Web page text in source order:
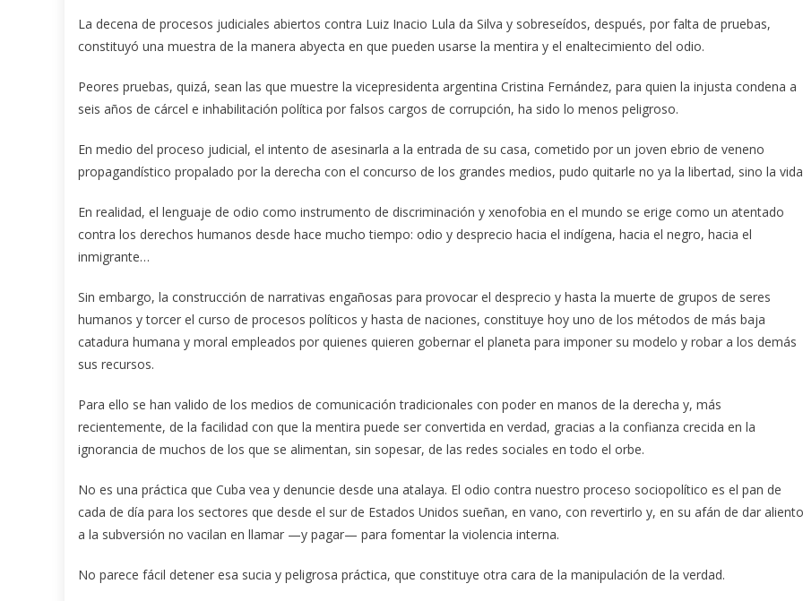
La decena de procesos judiciales abiertos contra Luiz Inacio Lula da Silva y sobreseídos, después, por falta de pruebas,
constituyó una muestra de la manera abyecta en que pueden usarse la mentira y el enaltecimiento del odio.
Peores pruebas, quizá, sean las que muestre la vicepresidenta argentina Cristina Fernández, para quien la injusta condena a
seis años de cárcel e inhabilitación política por falsos cargos de corrupción, ha sido lo menos peligroso.
En medio del proceso judicial, el intento de asesinarla a la entrada de su casa, cometido por un joven ebrio de veneno
propagandístico propalado por la derecha con el concurso de los grandes medios, pudo quitarle no ya la libertad, sino la
En realidad, el lenguaje de odio como instrumento de discriminación y xenofobia en el mundo se erige como un atentado
contra los derechos humanos desde hace mucho tiempo: odio y desprecio hacia el indígena, hacia el negro, hacia el
inmigrante…
Sin embargo, la construcción de narrativas engañosas para provocar el desprecio y hasta la muerte de grupos de seres
humanos y torcer el curso de procesos políticos y hasta de naciones, constituye hoy uno de los métodos de más baja
catadura humana y moral empleados por quienes quieren gobernar el planeta para imponer su modelo y robar a los demás
sus recursos.
Para ello se han valido de los medios de comunicación tradicionales con poder en manos de la derecha y, más
recientemente, de la facilidad con que la mentira puede ser convertida en verdad, gracias a la confianza crecida en la
ignorancia de muchos de los que se alimentan, sin sopesar, de las redes sociales en todo el orbe.
No es una práctica que Cuba vea y denuncie desde una atalaya. El odio contra nuestro proceso sociopolítico es el pan de
cada de día para los sectores que desde el sur de Estados Unidos sueñan, en vano, con revertirlo y, en su afán de dar aliento
a la subversión no vacilan en llamar —y pagar— para fomentar la violencia interna.
No parece fácil detener esa sucia y peligrosa práctica, que constituye otra cara de la manipulación de la verdad.